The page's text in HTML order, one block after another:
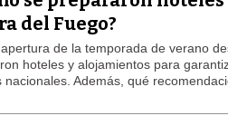
del Fuego?
de la temporada de verano
hoteles y alojamientos para
nacionales. Además, qué